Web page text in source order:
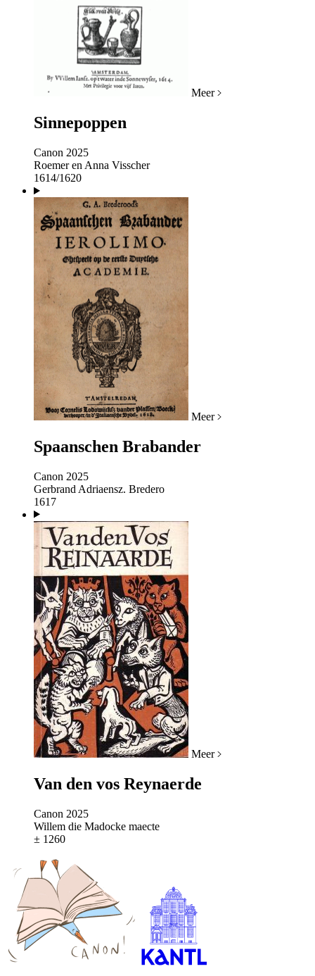
Meer
Sinnepoppen
Canon 2025
Roemer en Anna Visscher
1614/1620
Meer
Spaanschen Brabander
Canon 2025
Gerbrand Adriaensz. Bredero
1617
Meer
Van den vos Reynaerde
Canon 2025
Willem die Madocke maecte
± 1260